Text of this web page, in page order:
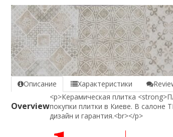
Описание Характеристики
Overview
<p>Керамическая плитка
покупки плитки в Киеве. В салоне
дизайн и гарантия.<br></p>